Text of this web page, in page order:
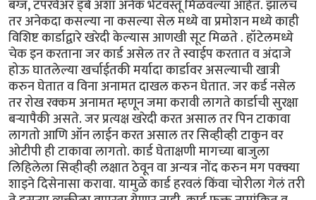
बॅग्ज, टपरवेअर ड्बे अशा अनेक भेटवस्तू मिळवल्या आहेत. झालच
तर अनेकदा कसल्या ना कसल्या सेल मध्ये वा प्रमोशन मध्ये काही
विशिष्ट कार्डाद्वारे खरेदी केल्यास आणखी सूट मिळते . हॉटेलमध्ये
चेक इन करताना जर कार्ड असेल तर ते स्वाईप करतात व अंदाजे
होऊ घातलेल्या खर्चाईतकी मर्यादा कार्डावर असल्याची खात्री
करुन घेतात व विना अनामत दाखल करुन घेतात. जर कर्ड नसेल
तर रोख रक्कम अनामत म्हणून जमा करावी लागते कार्डाची सुरक्षा
बर्‍यापैकी असते. जर प्रत्यक्ष खरेदी करत असाल तर पिन टाकावा
लागतो आणि ऑन लाईन करत असाल तर सिव्हीव्ही टाकुन वर
ओटीपी ही टाकावा लागतो. कार्ड घेताक्षणी मागच्या बाजुला
लिहिलेला सिव्हीव्ही लक्षात ठेवून वा अन्यत्र नोंद करुन मग पक्क्या
शाइने दिसेनासा करावा. यामुळे कार्ड हरवलं किंवा चोरीला गेलं तरी